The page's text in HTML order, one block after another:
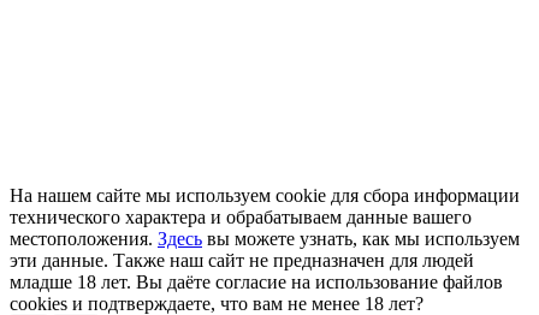
На нашем сайте мы используем cookie для сбора информации
технического характера и обрабатываем данные вашего
местоположения. Здесь вы можете узнать, как мы используем
эти данные. Также наш сайт не предназначен для людей
младше 18 лет. Вы даёте согласие на использование файлов
cookies и подтверждаете, что вам не менее 18 лет?